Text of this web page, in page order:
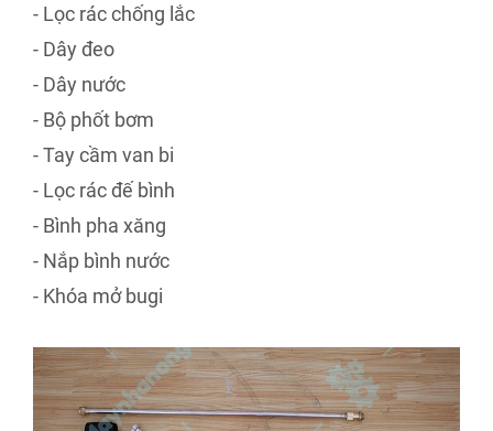
- Lọc rác chống lắc
- Dây đeo
- Dây nước
- Bộ phốt bơm
- Tay cầm van bi
- Lọc rác đế bình
- Bình pha xăng
- Nắp bình nước
- Khóa mở bugi